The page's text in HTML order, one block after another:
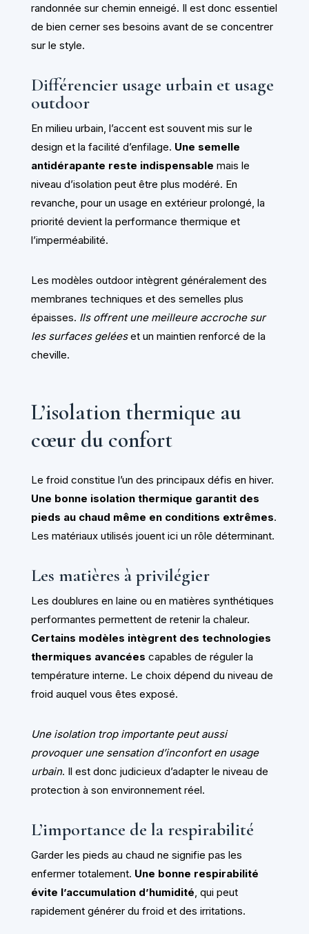
randonnée sur chemin enneigé. Il est donc essentiel
de bien cerner ses besoins avant de se concentrer
sur le style.
Différencier usage urbain et usage
outdoor
En milieu urbain, l’accent est souvent mis sur le
design et la facilité d’enfilage. Une semelle
antidérapante reste indispensable mais le
niveau d’isolation peut être plus modéré. En
revanche, pour un usage en extérieur prolongé, la
priorité devient la performance thermique et
l’imperméabilité.
Les modèles outdoor intègrent généralement des
membranes techniques et des semelles plus
épaisses. Ils offrent une meilleure accroche sur
les surfaces geléeset un maintien renforcé de la
cheville.
L’isolation thermique au
cœur du confort
Le froid constitue l’un des principaux défis en hiver.
Une bonne isolation thermique garantit des
pieds au chaud même en conditions extrêmes.
Les matériaux utilisés jouent ici un rôle déterminant.
Les matières à privilégier
Les doublures en laine ou en matières synthétiques
performantes permettent de retenir la chaleur.
Certains modèles intègrent des technologies
thermiques avancées capables de réguler la
température interne. Le choix dépend du niveau de
froid auquel vous êtes exposé.
Une isolation trop importante peut aussi
provoquer une sensation d’inconfort en usage
urbain. Il est donc judicieux d’adapter le niveau de
protection à son environnement réel.
L’importance de la respirabilité
Garder les pieds au chaud ne signifie pas les
enfermer totalement. Une bonne respirabilité
évite l’accumulation d’humidité, qui peut
rapidement générer du froid et des irritations.